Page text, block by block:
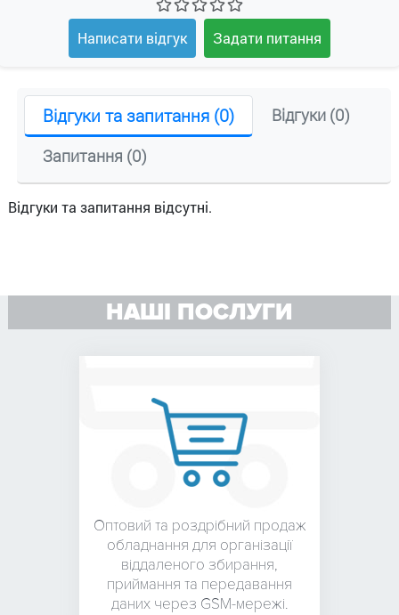
Написати відгук Задати питання
Відгуки та запитання (0)
Відгуки (0)
Запитання (0)
Відгуки та запитання відсутні.
НАШІ ПОСЛУГИ
Оптовий та роздрібний продаж
обладнання для організації
віддаленого збирання,
приймання та передавання
даних через GSM-мережі.